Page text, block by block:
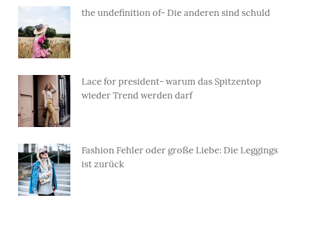
the undefinition of- Die anderen sind schuld
Lace for president- warum das Spitzentop
wieder Trend werden darf
Fashion Fehler oder große Liebe: Die Leggings
ist zurück